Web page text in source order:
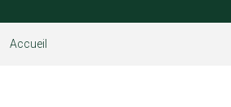
Accueil